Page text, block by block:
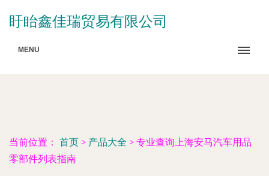
盱眙鑫佳瑞贸易有限公司
MENU
当前位置： 首页 > 产品大全 > 专业查询上海安马汽车用品
零部件列表指南